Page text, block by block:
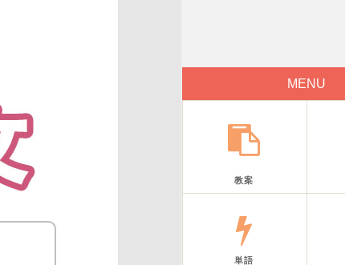
MENU
教案
単語